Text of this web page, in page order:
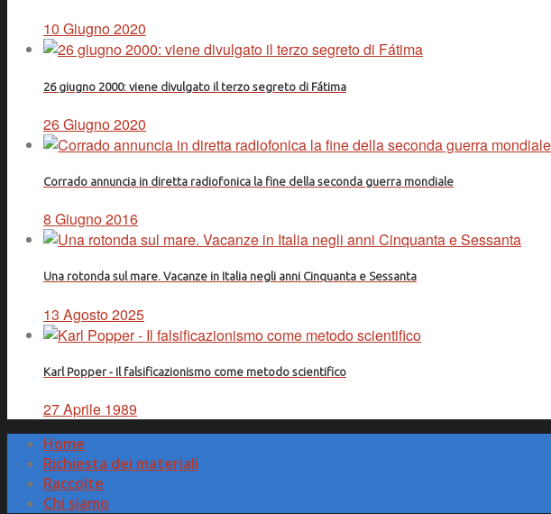
10 Giugno 2020
26 giugno 2000: viene divulgato il terzo segreto di Fátima
26 Giugno 2020
Corrado annuncia in diretta radiofonica la fine della seconda guerra mondiale
8 Giugno 2016
Una rotonda sul mare. Vacanze in Italia negli anni Cinquanta e Sessanta
13 Agosto 2025
Karl Popper - Il falsificazionismo come metodo scientifico
27 Aprile 1989
Home
Richiesta dei materiali
Raccolte
Chi siamo